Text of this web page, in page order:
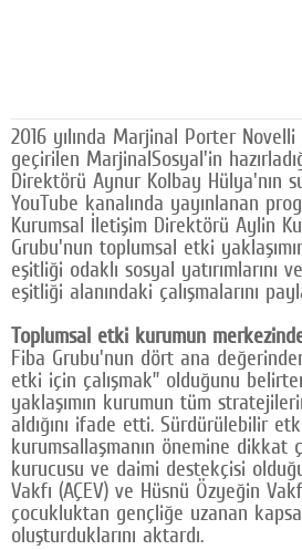
Künye
SOSYAL MEDYA
Facebook
Twitter
Google Plus
© 2026 TÜM HAKLARI SAKLIDIR
2016 yılında Marjinal Porter
geçirilen MarjinalSosyal'in
Direktörü Aynur Kolbay Hülya'nın
YouTube kanalında yayınlanan
Kurumsal İletişim Direktörü Aylin
Grubu'nun toplumsal etki
eşitliği odaklı sosyal yatırımlarını
eşitliği alanındaki çalışmalarını
Toplumsal etki kurumun
Fiba Grubu'nun dört ana
etki için çalışmak” olduğunu
yaklaşımın kurumun tüm
aldığını ifade etti. Sürdürülebilir
kurumsallaşmanın önemine dikkat
kurucusu ve daimi destekçisi
Vakfı (AÇEV) ve Hüsnü Özyeğin
çocukluktan gençliğe uzanan
oluşturduklarını aktardı.